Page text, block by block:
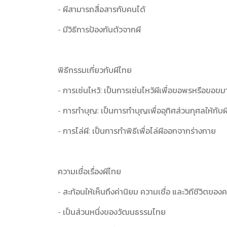
- ผีสามารถสื่อสารกับคนได้
- มีวิธีการป้องกันตัวจากผี
พิธีกรรมเกี่ยวกับผีไทย
- การเซ่นไหว้: เป็นการเซ่นไหว้ผีเพื่อขอพรหรือขอขม
- การทำบุญ: เป็นการทำบุญเพื่ออุทิศส่วนกุศลให้กับ
- การไล่ผี: เป็นการทำพิธีเพื่อไล่ผีออกจากร่างกาย
ความเชื่อเรื่องผีไทย
- สะท้อนให้เห็นถึงค่านิยม ความเชื่อ และวิถีชีวิตของ
- เป็นส่วนหนึ่งของวัฒนธรรมไทย